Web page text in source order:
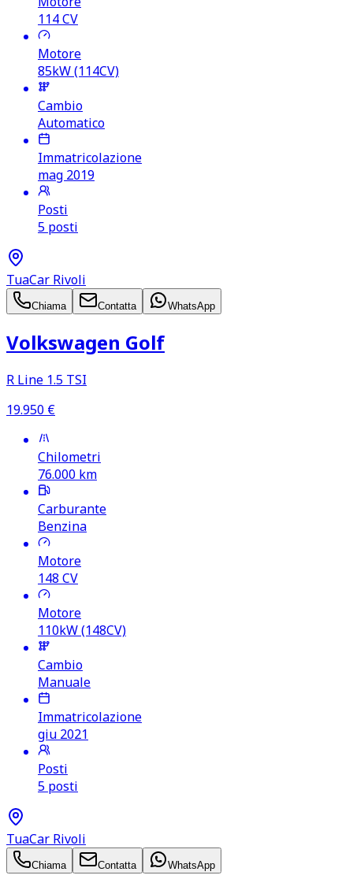
114CV
Motore
85kW (114CV)
Cambio
Automatico
Immatricolazione
mag 2019
Posti
5 posti
TuaCar Rivoli
Chiama Contatta WhatsApp
Volkswagen Golf
R Line 1.5 TSI
19.950 €
Chilometri
76.000 km
Carburante
Benzina
Motore
148 CV
Motore
110kW (148CV)
Cambio
Manuale
Immatricolazione
giu 2021
Posti
5 posti
TuaCar Rivoli
Chiama Contatta WhatsApp